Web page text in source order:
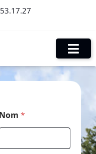
Nom *
o
m
E